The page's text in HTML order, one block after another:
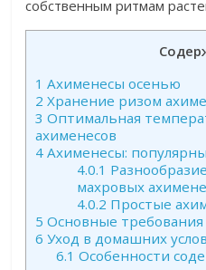
собственным ритмам
1 Ахименесы осенью
2 Хранение ризом
3 Оптимальная
ахименесов
4 Ахименесы:
4.0.1
махровых
4.0.2 Простые
5 Основные
6 Уход в домашних
6.1 Особенности